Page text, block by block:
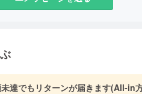
達でもリターンが届きます(All-in